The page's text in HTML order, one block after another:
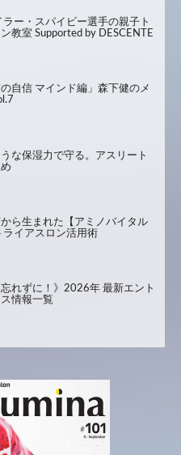
ラー・スパイビー選手の親子ト
教室 Supported by DESCENTE
の自信 マインド編」森下健のメ
な保湿力で守る。アスリート
ら生まれた【アミノバイタル
イアスロン活用術
忘れずに！》2026年 最新エント
情報一覧